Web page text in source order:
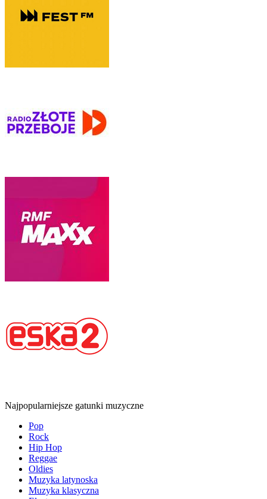
Najpopularniejsze gatunki muzyczne
Pop
Rock
Hip Hop
Reggae
Oldies
Muzyka latynoska
Muzyka klasyczna